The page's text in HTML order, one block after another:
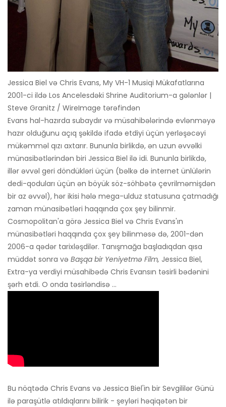
Jessica Biel və Chris Evans, My VH-1 Musiqi Mükafatlarına
2001-ci ildə Los Ancelesdəki Shrine Auditorium-a gələnlər |
Steve Granitz / WireImage tərəfindən
Evans hal-hazırda subaydır və müsahibələrində evlənməyə
hazır olduğunu açıq şəkildə ifadə etdiyi üçün yerləşəcəyi
mükəmməl qızı axtarır. Bununla birlikdə, ən uzun əvvəlki
münasibətlərindən biri Jessica Biel ilə idi. Bununla birlikdə,
illər əvvəl geri döndükləri üçün (bəlkə də internet ünlülərin
dedi-qoduları üçün ən böyük söz-söhbətə çevrilməmişdən
bir az əvvəl), hər ikisi hələ mega-ulduz statusuna çatmadığı
zaman münasibətləri haqqında çox şey bilinmir.
Cosmopolitan'a görə Jessica Biel və Chris Evans'ın
münasibətləri haqqında çox şey bilinməsə də, 2001-dən
2006-a qədər tarixləşdilər. Tanışmağa başladıqdan qısa
müddət sonra və Başqa bir Yeniyetmə Film, Jessica Biel,
Extra-ya verdiyi müsahibədə Chris Evansın təsirli bədənini
şərh etdi. O onda təsirləndisə ...
Bu nöqtədə Chris Evans və Jessica Biel'in bir Sevgililər Günü
ilə paraşütlə atıldıqlarını bilirik - şeyləri həqiqətən bir